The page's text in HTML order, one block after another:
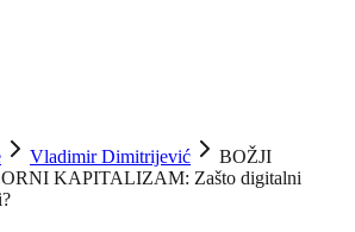
Vladimir Dimitrijević
BOŽJI
KAPITALIZAM: Zašto digitalni